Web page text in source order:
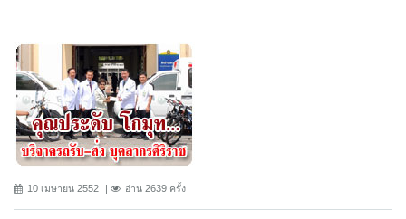
10 เมษายน 2552 อ่าน 2639 ครั้ง